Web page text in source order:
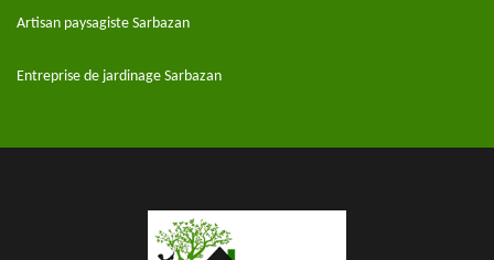
Artisan paysagiste Sarbazan
Entreprise de jardinage Sarbazan